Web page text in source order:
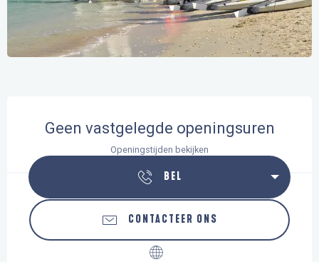
Geen vastgelegde openingsuren
Openingstijden bekijken
BEL
CONTACTEER ONS